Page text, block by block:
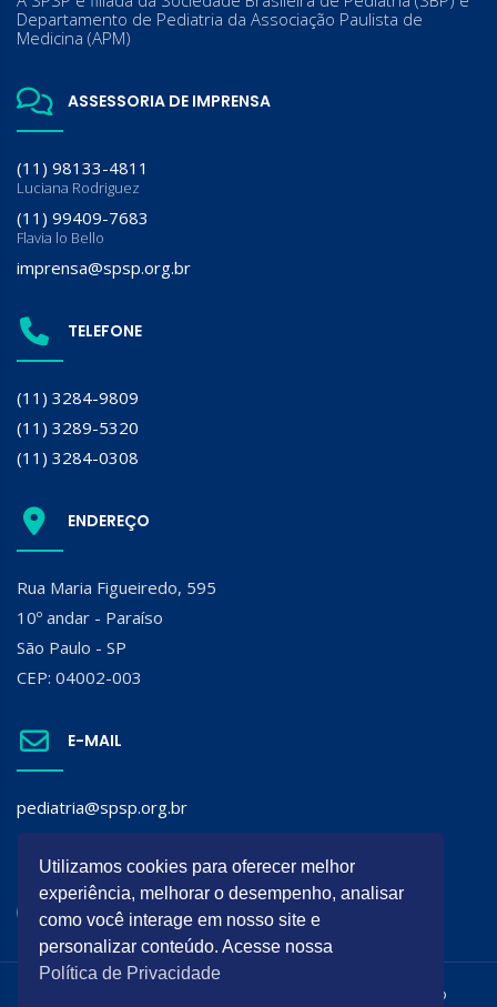
Departamento de Pediatria da Associação Paulista de
Medicina (APM)
ASSESSORIA DE IMPRENSA
(11) 98133-4811
Luciana Rodriguez
(11) 99409-7683
Flavia lo Bello
imprensa@spsp.org.br
TELEFONE
(11) 3284-9809
(11) 3289-5320
(11) 3284-0308
ENDEREÇO
Rua Maria Figueiredo, 595
10º andar - Paraíso
São Paulo - SP
CEP: 04002-003
E-MAIL
pediatria@spsp.org.br
SIGA A SPSP:
Todos os direitos reservados. É permitida a reprodução do
Utilizamos cookies para oferecer melhor
experiência, melhorar o desempenho, analisar
como você interage em nosso site e
personalizar conteúdo. Acesse nossa
Política de Privacidade